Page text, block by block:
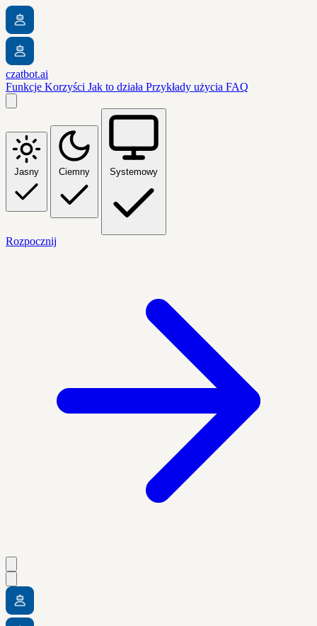
czatbot.ai
Funkcje Korzyści Jak to działa Przykłady użycia FAQ
Jasny Ciemny Systemowy
Rozpocznij